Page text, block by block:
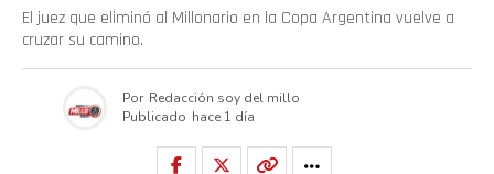
El juez que eliminó al Millonario en la Copa Argentina vuelve a
cruzar su camino.
Por Redacción soy del millo
Publicado hace 1 día